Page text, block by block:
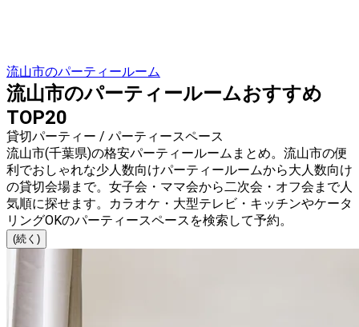
流山市のパーティールーム
流山市のパーティールームおすすめ
TOP20
貸切パーティー / パーティースペース
流山市(千葉県)の格安パーティールームまとめ。流山市の便
利でおしゃれな少人数向けパーティールームから大人数向け
の貸切会場まで。女子会・ママ会から二次会・オフ会まで人
気順に探せます。カラオケ・大型テレビ・キッチンやケータ
リングOKのパーティースペースを検索して予約。
(続く)